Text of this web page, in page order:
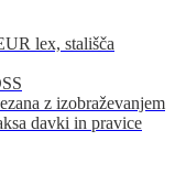
lex, stališča
z izobraževanjem
davki in pravice